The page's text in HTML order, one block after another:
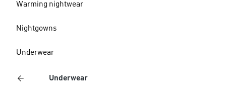
Warming nightwear
Nightgowns
Underwear
Underwear